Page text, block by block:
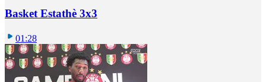
Basket Estathè 3x3
01:28